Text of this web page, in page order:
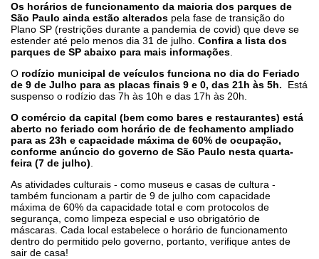
Os horários de funcionamento da maioria dos parques de
São Paulo ainda estão alterados pela fase de transição do
Plano SP (restrições durante a pandemia de covid) que deve se
estender até pelo menos dia 31 de julho. Confira a lista dos
parques de SP abaixo para mais informações
O rodízio municipal de veículos funciona no dia do Feriado
de 9 de Julho para as placas finais 9 e 0, das 21h às 5h.
Está
suspenso o rodízio das 7h às 10h e das 17h às 20h.
O comércio da capital (bem como bares e restaurantes) está
aberto no feriado com horário de de fechamento ampliado
para as 23h e capacidade máxima de 60% de ocupação,
conforme anúncio do governo de São Paulo nesta quarta-
feira (7 de julho)
As atividades culturais - como museus e casas de cultura -
também funcionam a partir de 9 de julho com capacidade
máxima de 60% da capacidade total e com protocolos de
segurança, como limpeza especial e uso obrigatório de
máscaras. Cada local estabelece o horário de funcionamento
dentro do permitido pelo governo, portanto, verifique antes de
sair de casa!